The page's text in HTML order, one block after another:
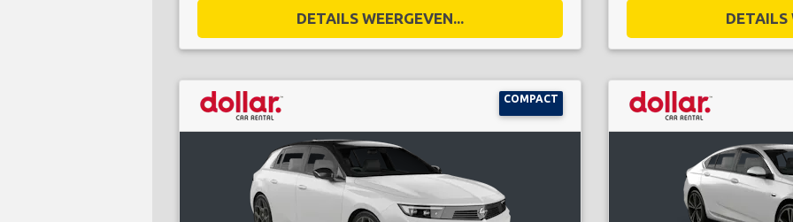
DETAILS WEERGEVEN... DETAILS
COMPACT